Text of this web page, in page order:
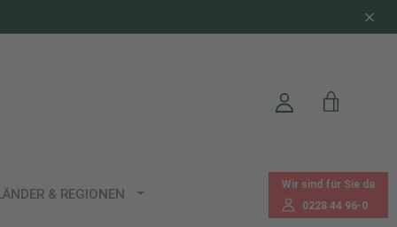
& REGIONEN
Wir sind für Sie da
0228 44 96-0